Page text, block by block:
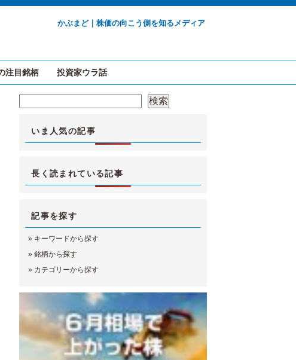
かぶまど｜株価の向こう側を知るメディア
注目銘柄 投資家ウラ話
検索
いま人気の記事
長く読まれている記事
記事を探す
» キーワードから探す
»銘柄から探す
» カテゴリーから探す